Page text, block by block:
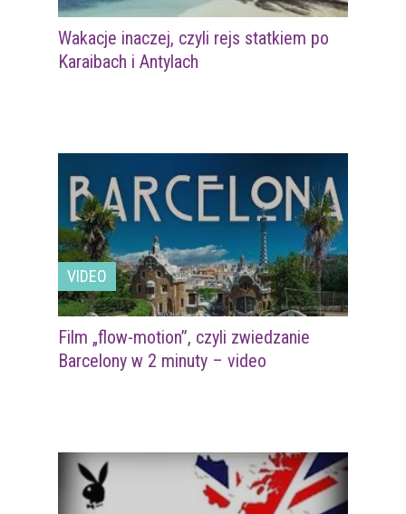
Wakacje inaczej, czyli rejs statkiem po
Karaibach i Antylach
VIDEO
Film „flow-motion”, czyli zwiedzanie
Barcelony w 2 minuty – video